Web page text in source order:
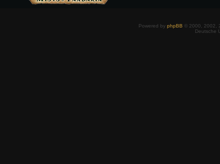
Powered by phpBB © 2000, 2002,
Deutsche